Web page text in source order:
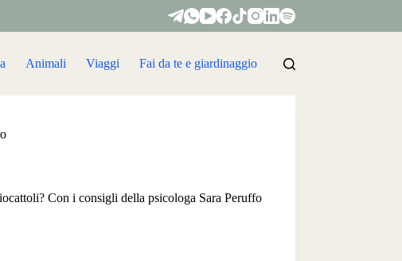
Animali Viaggi Fai da te e giardinaggio
Con i consigli della psicologa Sara Peruffo